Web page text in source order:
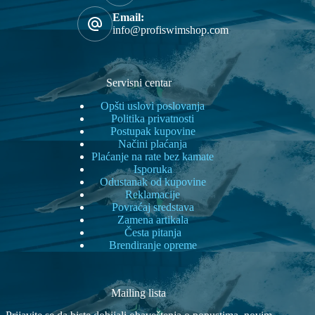
Email:
info@profiswimshop.com
Servisni centar
Opšti uslovi poslovanja
Politika privatnosti
Postupak kupovine
Načini plaćanja
Plaćanje na rate bez kamate
Isporuka
Odustanak od kupovine
Reklamacije
Povraćaj sredstava
Zamena artikala
Česta pitanja
Brendiranje opreme
Mailing lista